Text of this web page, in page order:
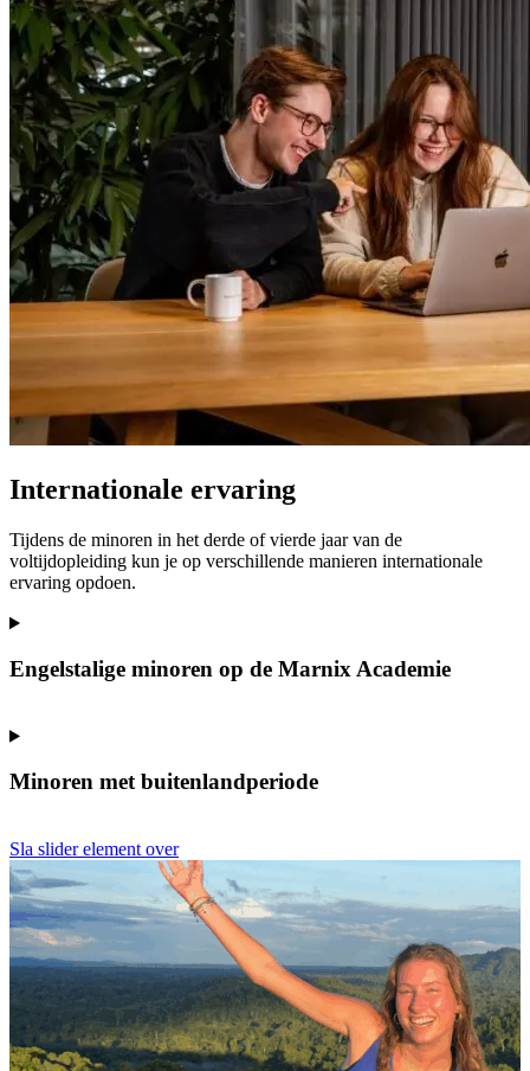
Internationale ervaring
Tijdens de minoren in het derde of vierde jaar van de
voltijdopleiding kun je op verschillende manieren internationale
ervaring opdoen.
Engelstalige minoren op de Marnix Academie
Minoren met buitenlandperiode
Sla slider element over